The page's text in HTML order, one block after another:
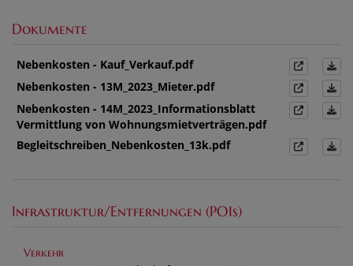
Dokumente
Nebenkosten - Kauf_Verkauf.pdf
Nebenkosten - 13M_2023_Mieter.pdf
Nebenkosten - 14M_2023_Informationsblatt
Vermittlung von Wohnungsmietverträgen.pdf
Begleitschreiben_Nebenkosten_13k.pdf
Infrastruktur/Entfernungen (POIs)
Verkehr